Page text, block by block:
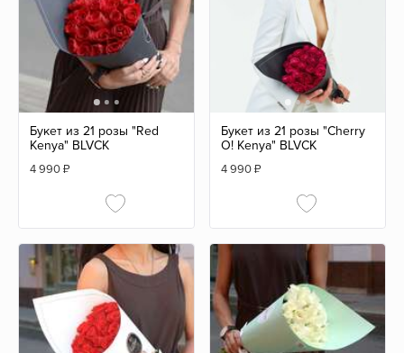
Букет из 21 розы "Red
Kenya" BLVCK
4 990₽
Букет из 21 розы "Cherry
O! Kenya" BLVCK
4 990₽